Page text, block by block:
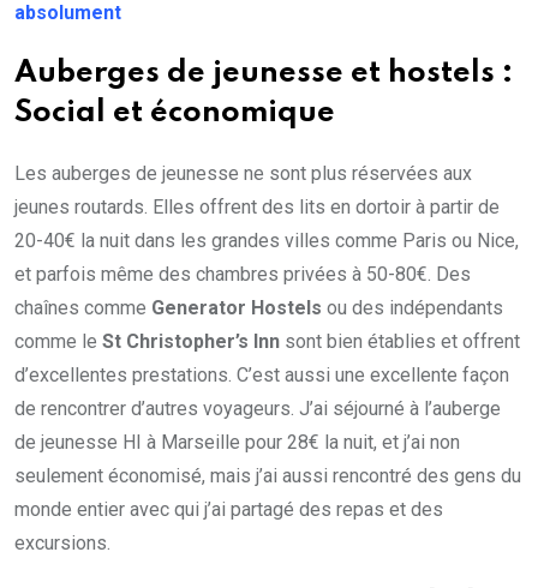
absolument
Auberges de jeunesse et hostels :
Social et économique
Les auberges de jeunesse ne sont plus réservées aux
jeunes routards. Elles offrent des lits en dortoir à partir de
20-40€ la nuit dans les grandes villes comme Paris ou Nice,
et parfois même des chambres privées à 50-80€. Des
chaînes comme Generator Hostels ou des indépendants
comme le St Christopher’s Inn sont bien établies et offrent
d’excellentes prestations. C’est aussi une excellente façon
de rencontrer d’autres voyageurs. J’ai séjourné à l’auberge
de jeunesse HI à Marseille pour 28€ la nuit, et j’ai non
seulement économisé, mais j’ai aussi rencontré des gens du
monde entier avec qui j’ai partagé des repas et des
excursions.